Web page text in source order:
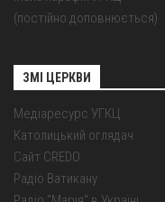
(постійно доповнюється)
ЗМІ ЦЕРКВИ
Медіаресурс УГКЦ
Католицький оглядач
Сайт CREDO
Радіо Ватикану